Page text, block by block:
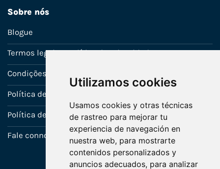
Utilizamos cookies
Usamos cookies y otras técnicas
de rastreo para mejorar tu
experiencia de navegación en
nuestra web, para mostrarte
contenidos personalizados y
anuncios adecuados, para analizar
Sobre nós
Blogue
Termos legais e política de privacidade
Condições de venda
Política de Garantia
Política de utilização de cookies
Fale connosco